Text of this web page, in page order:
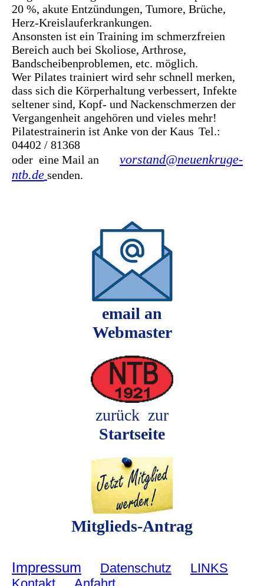
20 %, akute Entzündungen, Tumore, Brüche,
Herz-Kreislauferkrankungen.
Ansonsten ist ein Training im schmerzfreien
Bereich auch bei Skoliose, Arthrose,
Bandscheibenproblemen, etc. möglich.
Wer Pilates trainiert wird sehr schnell merken,
dass sich die Körperhaltung verbessert, Infekte
seltener sind, Kopf- und Nackenschmerzen der
Vergangenheit angehören und vieles mehr!
Pilatestrainerin ist Anke von der Kaus Tel.:
04402 / 81368
oder eine Mail an vorstand@neuenkruge-
ntb.de senden.
email an
Webmaster
zurück zur
Startseite
Mitglieds-Antrag
Impressum Datenschutz
LINKS